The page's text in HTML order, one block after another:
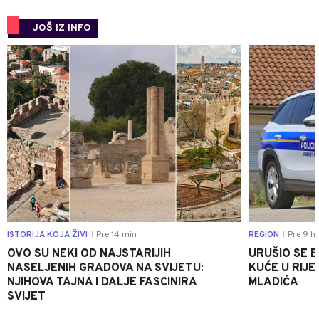
JOŠ IZ INFO
0
ISTORIJA KOJA ŽIVI Pre 14 min
OVO SU NEKI OD NAJSTARIJIH
NASELJENIH GRADOVA NA SVIJETU:
NJIHOVA TAJNA I DALJE FASCINIRA
SVIJET
REGION Pre 9 h
URUŠIO SE
KUĆE U
MLADIĆA